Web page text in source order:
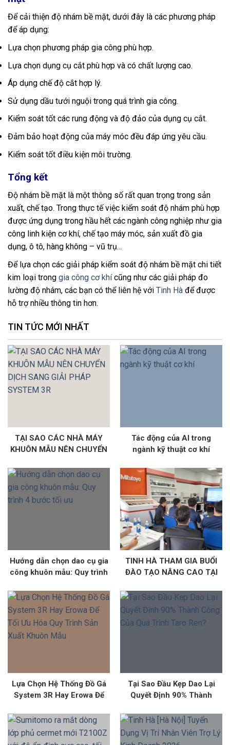
Để cải thiện độ nhám bề mặt, dưới đây là các phương pháp
để áp dụng:
Lựa chọn phương pháp gia công phù hợp.
Lựa chọn dụng cụ cắt phù hợp và có chất lượng cao.
Áp dụng chế độ cắt hợp lý.
Sử dụng dầu tưới nguội trong quá trình gia công.
Kiểm soát tốt các rung động và độ đảo của dụng cụ cắt.
Đảm bảo hoạt động của máy móc đều đáp ứng yêu cầu.
Kiểm soát tốt điều kiện môi trường.
Tổng kết
Độ nhám bề mặt là một thông số rất quan trọng trong sản
xuất, chế tạo. Trong thực tế việc kiểm soát độ nhám phù hợp
được ứng dụng trong hầu hết các ngành công nghiệp như gia
công linh kiện cơ khí, chế tạo máy móc, sản xuất đồ gia
dụng, ô tô, hàng không – vũ trụ…
Để lựa chọn các giải pháp kiểm soát độ nhám bề mặt chi tiết
kim loại trong gia công cơ khícũng như các giải pháp đo
lường độ nhám, các bạn có thể liên hệ với Tinh Hà để được
hỗ trợ nhiều thông tin hơn.
TIN TỨC MỚI NHẤT
TẠI SAO CÁC NHÀ MÁY
KHUÔN MẪU NÊN CHUYỂN
SYSTEM 3R
Tác động của AI trong
ngành kỹ thuật cơ khí
Hướng dẫn chọn dao cụ gia
công khuôn mẫu: Quy trình
TINH HÀ THAM GIA BUỔI
ĐÀO TẠO NÂNG CAO TẠI
VIỆT NAM: KHẲNG ĐỊNH VỊ
THẾ ĐẠI LÝ ỦY QUYỀN
CHÍNH THỨC
Lựa Chọn Hệ Thống Đồ Gá
System 3R Hay Erowa Để
Xuất Khuôn Mẫu
Tại Sao Đầu Kẹp Dao Lại
Quyết Định 90% Thành
Ren?